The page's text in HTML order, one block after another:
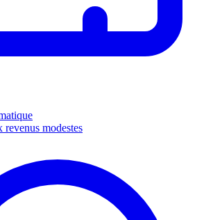
revenus modestes